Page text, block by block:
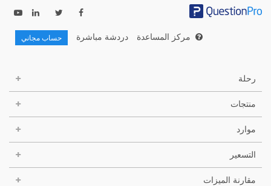
مركز المساعدة دردشة مباشرة حساب مجاني
رحلة
منتجات
موارد
التسعير
مقارنة الميزات